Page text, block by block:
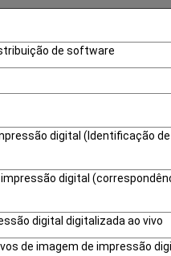
de software
digital (Identificação de
digital
digital digitalizada ao vivo
de imagem de impressão